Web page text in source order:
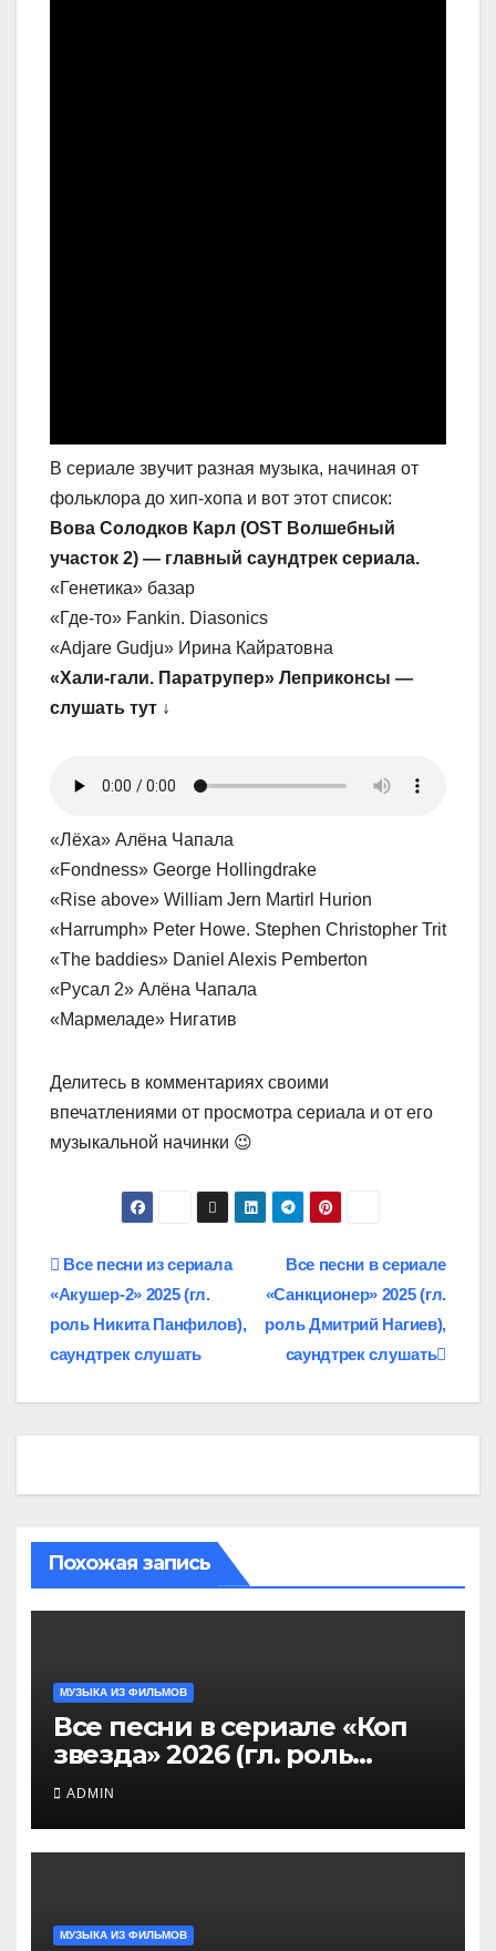
В сериале звучит разная музыка, начиная от
фольклора до хип-хопа и вот этот список:
Вова Солодков Карл (OST Волшебный
участок 2) — главный саундтрек сериала.
«Генетика» базар
«Где-то» Fankin. Diasonics
«Adjare Gudju» Ирина Кайратовна
«Хали-гали. Паратрупер» Леприконсы —
слушать тут ↓
«Лёха» Алёна Чапала
«Fondness» George Hollingdrake
«Rise above» William Jern Martirl Hurion
«Harrumph» Peter Howe. Stephen Christopher Trit
«The baddies» Daniel Alexis Pemberton
«Русал 2» Алёна Чапала
«Мармеладе» Нигатив
Делитесь в комментариях своими
впечатлениями от просмотра сериала и от его
музыкальной начинки 😉
Навигация
по
записям
Все песни в сериале
«Санкционер» 2025 (гл.
роль Дмитрий Нагиев),
саундтрек слушать
Все песни из сериала
«Акушер‑2» 2025 (гл.
роль Никита Панфилов),
саундтрек слушать
Похожая запись
МУЗЫКА ИЗ ФИЛЬМОВ
Все песни в сериале «Коп
звезда» 2026 (гл. роль
Никита Панфилов),
саундтрек слушать
ADMIN
МУЗЫКА ИЗ ФИЛЬМОВ